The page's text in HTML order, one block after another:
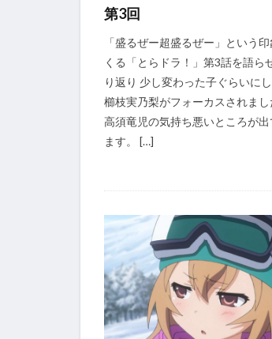
第3回
「盛るぜー超盛るぜー」という
くる「とらドラ！」第3話を語ら
り返り 少し変わった子ぐらいに
櫛枝実乃梨がフォーカスされま
高須竜児の気持ち悪いところが
ます。 […]